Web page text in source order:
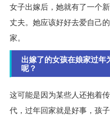
女子出嫁后，她就有了一个
丈夫。她应该好好去爱自己
家。
出嫁了的女孩在娘家过
呢？
这可能是因为某些人还抱着
代，过年回家就是好事，孩